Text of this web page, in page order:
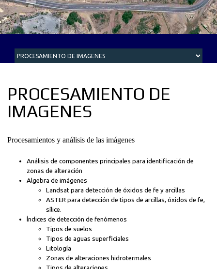
PROCESAMIENTO DE
IMAGENES
Procesamientos y análisis de las imágenes
Análisis de componentes principales para identificación de
zonas de alteración
Algebra de imágenes
Landsat para detección de óxidos de fe y arcillas
ASTER para detección de tipos de arcillas, óxidos de fe,
sílice.
Índices de detección de fenómenos
Tipos de suelos
Tipos de aguas superficiales
Litología
Zonas de alteraciones hidrotermales